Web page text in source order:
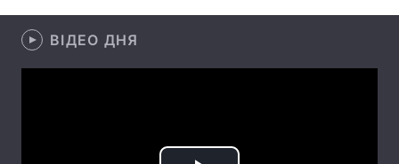
Екологія
ВІДЕО ДНЯ